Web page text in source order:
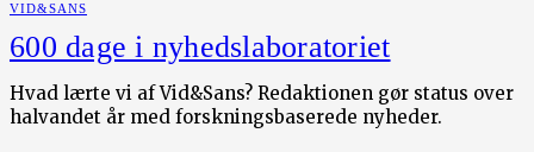
VID&SANS
600 dage i nyhedslaboratoriet
Hvad lærte vi af Vid&Sans? Redaktionen gør status over
halvandet år med forskningsbaserede nyheder.